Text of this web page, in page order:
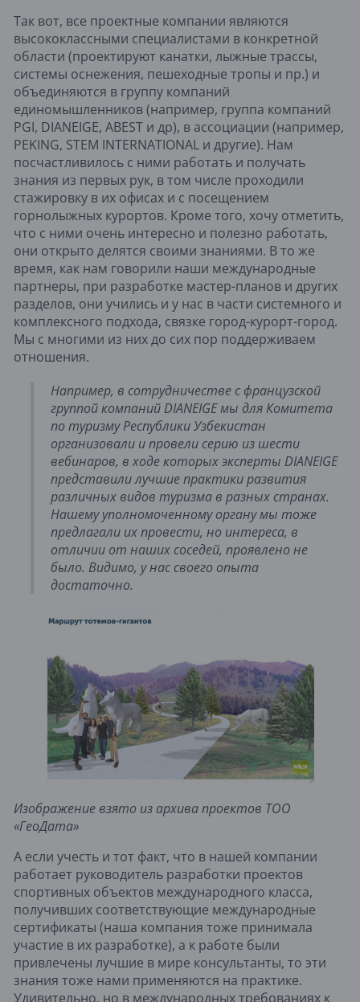
Так вот, все проектные компании являются
высококлассными специалистами в конкретной
области (проектируют канатки, лыжные трассы,
системы оснежения, пешеходные тропы и пр.) и
объединяются в группу компаний
единомышленников (например, группа компаний
PGI, DIANEIGE, ABEST и др), в ассоциации (например,
PEKING, STEM INTERNATIONAL и другие). Нам
посчастливилось с ними работать и получать
знания из первых рук, в том числе проходили
стажировку в их офисах и с посещением
горнолыжных курортов. Кроме того, хочу отметить,
что с ними очень интересно и полезно работать,
они открыто делятся своими знаниями. В то же
время, как нам говорили наши международные
партнеры, при разработке мастер-планов и других
разделов, они учились и у нас в части системного и
комплексного подхода, связке город-курорт-город.
Мы с многими из них до сих пор поддерживаем
отношения.
Например, в сотрудничестве с французской
группой компаний DIANEIGE мы для Комитета
по туризму Республики Узбекистан
организовали и провели серию из шести
вебинаров, в ходе которых эксперты DIANEIGE
представили лучшие практики развития
различных видов туризма в разных странах.
Нашему уполномоченному органу мы тоже
предлагали их провести, но интереса, в
отличии от наших соседей, проявлено не
было. Видимо, у нас своего опыта
достаточно.
Изображение взято из архива проектов ТОО
«ГеоДата»
А если учесть и тот факт, что в нашей компании
работает руководитель разработки проектов
спортивных объектов международного класса,
получивших соответствующие международные
сертификаты (наша компания тоже принимала
участие в их разработке), а к работе были
привлечены лучшие в мире консультанты, то эти
знания тоже нами применяются на практике.
Удивительно, но в международных требованиях к